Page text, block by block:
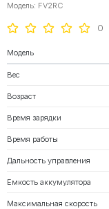
Модель: FV2RC
0
Модель
Вес
Возраст
Время зарядки
Время работы
Дальность управления
Емкость аккумулятора
Максимальная скорость